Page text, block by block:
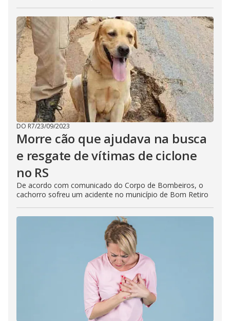
DO R7/23/09/2023
Morre cão que ajudava na busca
e resgate de vítimas de ciclone
no RS
De acordo com comunicado do Corpo de Bombeiros, o
cachorro sofreu um acidente no município de Bom Retiro